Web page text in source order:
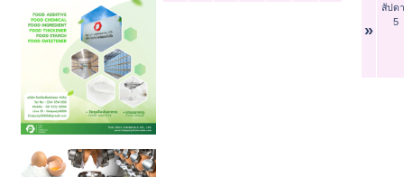
»
สัปด
5